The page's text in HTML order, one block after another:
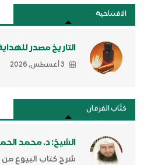
الافتتاحية
التاريخ مصدر
3 أغسطس, 2026
كتَّاب الفرقان
الشيخ: د. محمد
شرح كتاب البيوع